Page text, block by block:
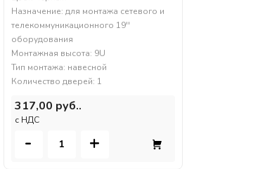
Назначение: для монтажа сетевого и
телекоммуникационного 19''
оборудования
Монтажная высота: 9U
Тип монтажа: навесной
Количество дверей: 1
317,00 руб..
c НДС
- +